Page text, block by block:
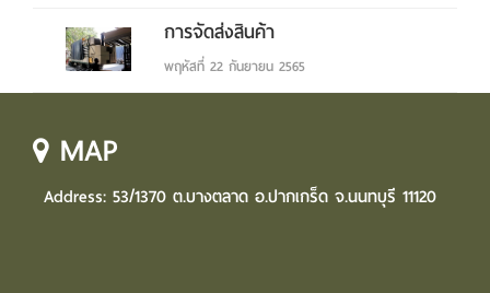
การจัดส่งสินค้า
พฤหัสที่ 22 กันยายน 2565
MAP
Address: 53/1370 ต.บางตลาด อ.ปากเกร็ด จ.นนทบุรี 11120